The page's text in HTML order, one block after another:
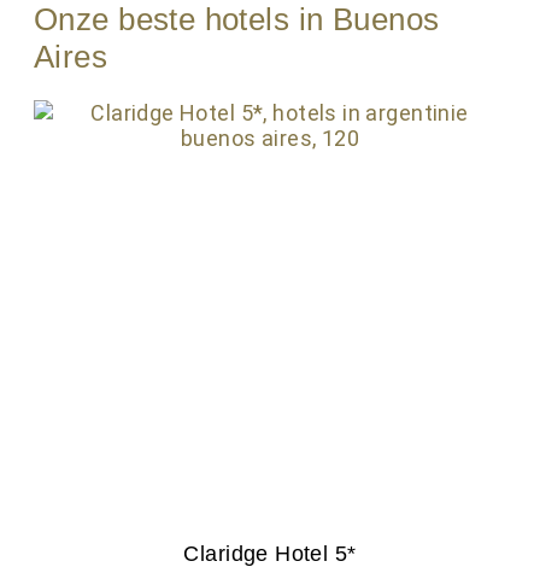
Onze beste hotels in Buenos
Aires
Claridge Hotel 5*